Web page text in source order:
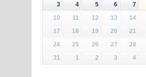
3
4 5 6 7
10
11 12 13 14
17
18 19 20 21
24
25 26 27 28
31
1 2 3 4